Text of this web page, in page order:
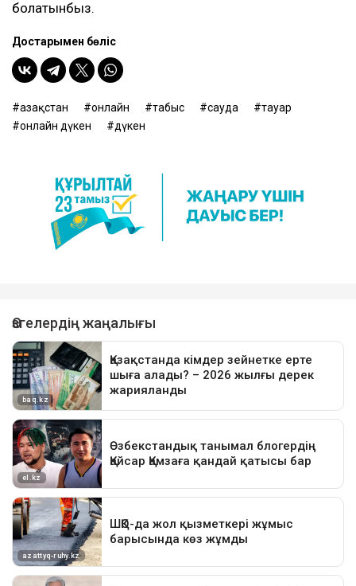
болатынбыз.
Достарыңмен бөліс
Қазақстан онлайн табыс сауда
тауар
онлайн дүкен
дүкен